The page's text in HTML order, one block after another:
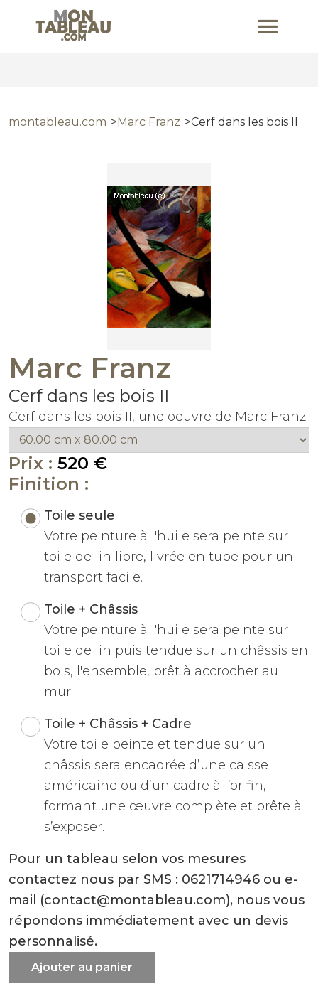
montableau.com Marc Franz Cerf dans les bois II
Marc Franz
Cerf dans les bois II
Cerf dans les bois II, une oeuvre de Marc Franz
Prix : 520 €
Finition :
Toile seule
Votre peinture à l'huile sera peinte sur
toile de lin libre, livrée en tube pour un
transport facile.
Toile + Châssis
Votre peinture à l'huile sera peinte sur
toile de lin puis tendue sur un châssis en
bois, l'ensemble, prêt à accrocher au
mur.
Toile + Châssis + Cadre
Votre toile peinte et tendue sur un
châssis sera encadrée d’une caisse
américaine ou d’un cadre à l’or fin,
formant une œuvre complète et prête à
s’exposer.
Pour un tableau selon vos mesures
contactez nous par SMS : 0621714946 ou e-
mail (contact@montableau.com), nous vous
répondons immédiatement avec un devis
personnalisé.
Ajouter au panier